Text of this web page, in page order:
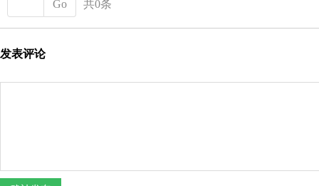
Go 共0条
发表评论